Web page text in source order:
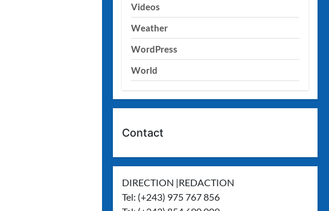
Videos
Weather
WordPress
World
Contact
DIRECTION |REDACTION
Tel: (+243) 975 767 856